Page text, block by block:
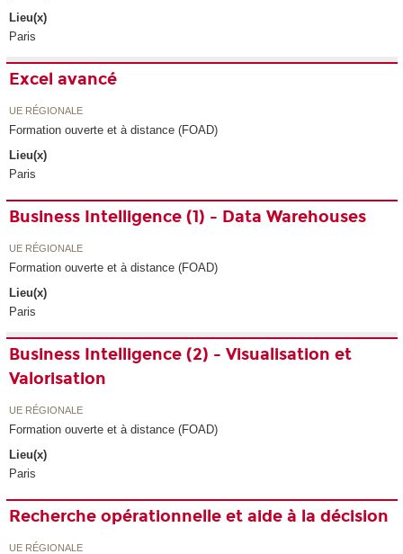
Lieu(x)
Paris
Excel avancé
UE RÉGIONALE
Formation ouverte et à distance (FOAD)
Lieu(x)
Paris
Business Intelligence (1) - Data Warehouses
UE RÉGIONALE
Formation ouverte et à distance (FOAD)
Lieu(x)
Paris
Business Intelligence (2) - Visualisation et
Valorisation
UE RÉGIONALE
Formation ouverte et à distance (FOAD)
Lieu(x)
Paris
Recherche opérationnelle et aide à la décision
UE RÉGIONALE